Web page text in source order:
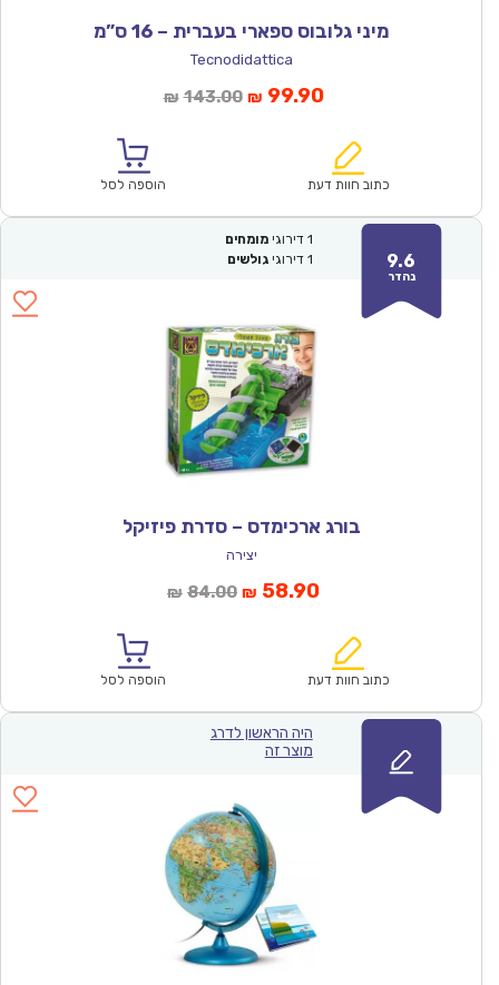
מיני גלובוס ספארי בעברית – 16 ס”מ
Tecnodidattica
₪ 143.00המחיר
₪143.00.
₪ 99.90המחיר
הוא:
כתוב חוות דעת הוספה לסל
9.6
נהדר
1 דירוגי מומחים
1 דירוגי גולשים
בורג ארכימדס – סדרת פיזיקל
יצירה
₪ 84.00המחיר
₪84.00.
₪ 58.90המחיר
הוא:
כתוב חוות דעת הוספה לסל
היה הראשון לדרג
מוצר זה